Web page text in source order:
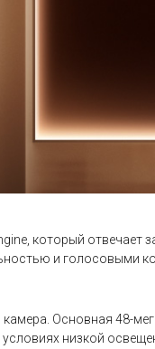
который отвечает
и голосовыми
камера. Основная
низкой